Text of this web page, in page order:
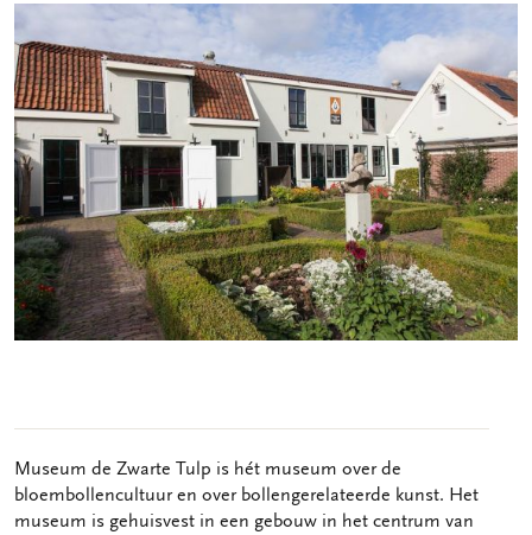
Museum de Zwarte Tulp is hét museum over de
bloembollencultuur en over bollengerelateerde kunst. Het
museum is gehuisvest in een gebouw in het centrum van